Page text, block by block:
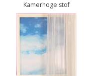
Kamerhoge stof